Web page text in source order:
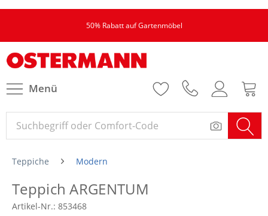
50% Rabatt auf Gartenmöbel
Menü
Teppiche Modern
Teppich ARGENTUM
Artikel-Nr.: 853468